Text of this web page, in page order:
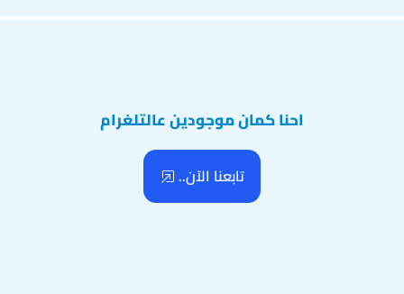
احنا كمان موجودين عالتلغرام
تابعنا الآن..